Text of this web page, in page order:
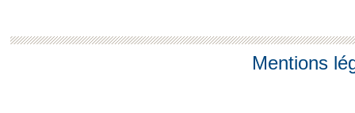
Mentions